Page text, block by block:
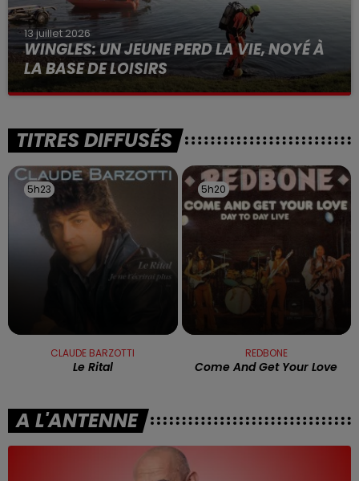
13 juillet 2026
WINGLES: UN JEUNE PERD LA VIE, NOYÉ À
LA BASE DE LOISIRS
La victime a coulé à pic
TITRES DIFFUSÉS
5h23
5h23
CLAUDE BARZOTTI
Le Rital
5h20
5h20
REDBONE
Come And Get Your Love
A L'ANTENNE